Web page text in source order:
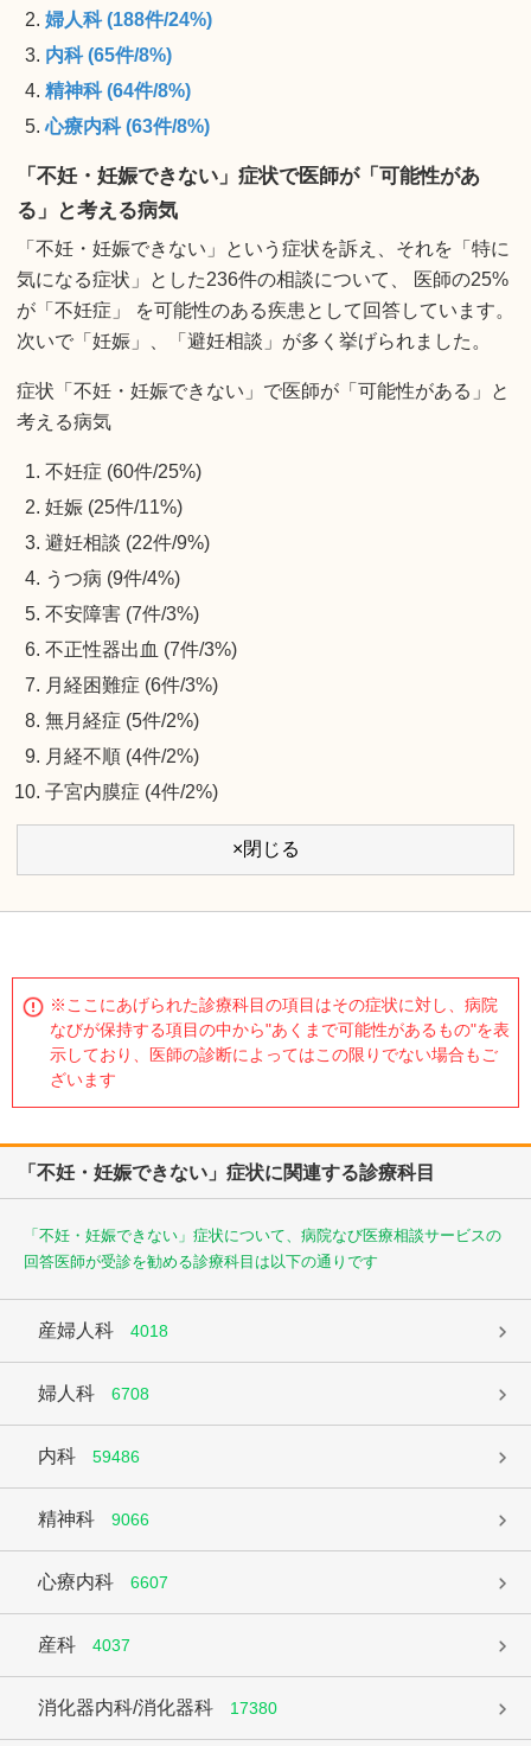
婦人科 (188件/24%)
内科 (65件/8%)
精神科 (64件/8%)
心療内科 (63件/8%)
「不妊・妊娠できない」症状で医師が「可能性があ
る」と考える病気
「不妊・妊娠できない」という症状を訴え、それを「特に
気になる症状」とした236件の相談について、 医師の25%
が「不妊症」 を可能性のある疾患として回答しています。
次いで「妊娠」、「避妊相談」が多く挙げられました。
症状「不妊・妊娠できない」で医師が「可能性がある」と
考える病気
不妊症 (60件/25%)
妊娠 (25件/11%)
避妊相談 (22件/9%)
うつ病 (9件/4%)
不安障害 (7件/3%)
不正性器出血 (7件/3%)
月経困難症 (6件/3%)
無月経症 (5件/2%)
月経不順 (4件/2%)
子宮内膜症 (4件/2%)
×閉じる
※ここにあげられた診療科目の項目はその症状に対し、病院
なびが保持する項目の中から"あくまで可能性があるもの"を表
示しており、医師の診断によってはこの限りでない場合もご
ざいます
「不妊・妊娠できない」症状に関連する診療科目
「不妊・妊娠できない」症状について、病院なび医療相談サービスの
回答医師が受診を勧める診療科目は以下の通りです
産婦人科 4018
婦人科 6708
内科 59486
精神科 9066
心療内科 6607
産科 4037
消化器内科/消化器科 17380